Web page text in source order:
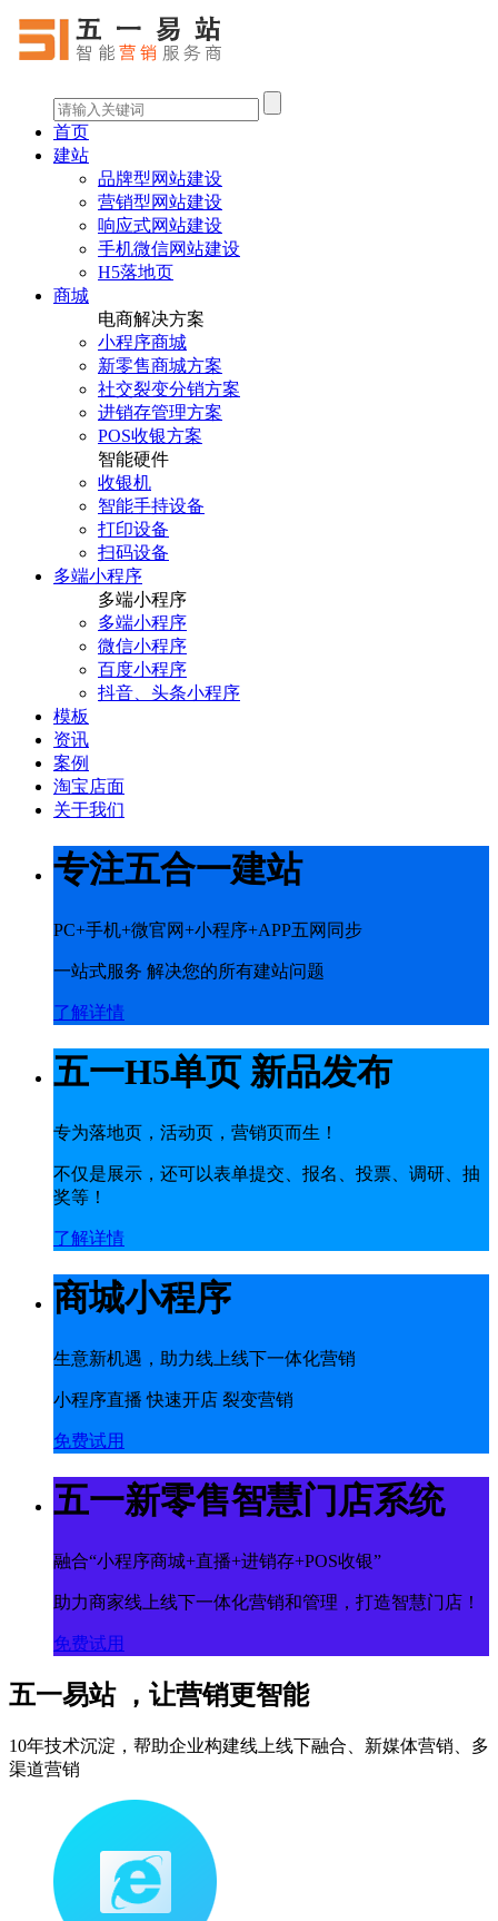
首页
建站
品牌型网站建设
营销型网站建设
响应式网站建设
手机微信网站建设
H5落地页
商城
电商解决方案
小程序商城
新零售商城方案
社交裂变分销方案
进销存管理方案
POS收银方案
智能硬件
收银机
智能手持设备
打印设备
扫码设备
多端小程序
多端小程序
多端小程序
微信小程序
百度小程序
抖音、头条小程序
模板
资讯
案例
淘宝店面
关于我们
专注五合一建站
PC+手机+微官网+小程序+APP五网同步
一站式服务 解决您的所有建站问题
了解详情
五一H5单页 新品发布
专为落地页，活动页，营销页而生！
不仅是展示，还可以表单提交、报名、投票、调研、抽
奖等！
了解详情
商城小程序
生意新机遇，助力线上线下一体化营销
小程序直播 快速开店 裂变营销
免费试用
五一新零售智慧门店系统
融合“小程序商城+直播+进销存+POS收银”
助力商家线上线下一体化营销和管理，打造智慧门店！
免费试用
五一易站 ，让营销更智能
10年技术沉淀，帮助企业构建线上线下融合、新媒体营销、多
渠道营销